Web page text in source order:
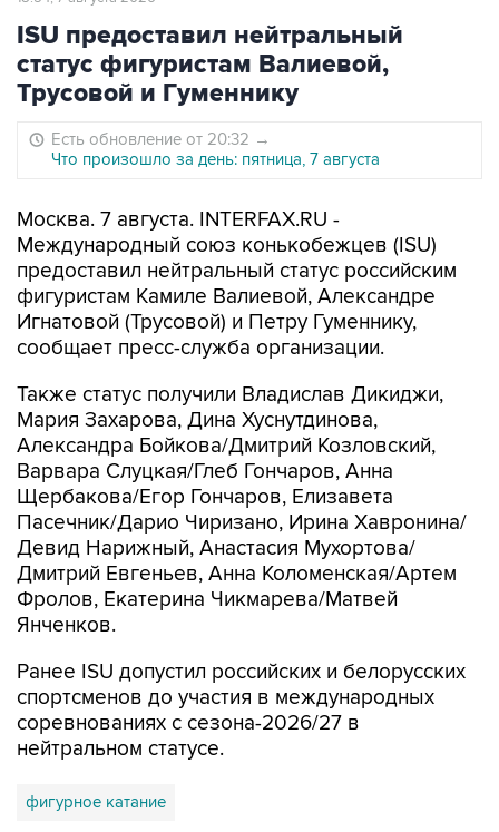
ISU предоставил нейтральный
статус фигуристам Валиевой,
Трусовой и Гуменнику
Есть обновление от 20:32 →
Что произошло за день: пятница, 7 августа
Москва. 7 августа. INTERFAX.RU -
Международный союз конькобежцев (ISU)
предоставил нейтральный статус российским
фигуристам Камиле Валиевой, Александре
Игнатовой (Трусовой) и Петру Гуменнику,
сообщает пресс-служба организации.
Также статус получили Владислав Дикиджи,
Мария Захарова, Дина Хуснутдинова,
Александра Бойкова/Дмитрий Козловский,
Варвара Слуцкая/Глеб Гончаров, Анна
Щербакова/Егор Гончаров, Елизавета
Пасечник/Дарио Чиризано, Ирина Хавронина/
Девид Нарижный, Анастасия Мухортова/
Дмитрий Евгеньев, Анна Коломенская/Артем
Фролов, Екатерина Чикмарева/Матвей
Янченков.
Ранее ISU допустил российских и белорусских
спортсменов до участия в международных
соревнованиях с сезона-2026/27 в
нейтральном статусе.
фигурное катание